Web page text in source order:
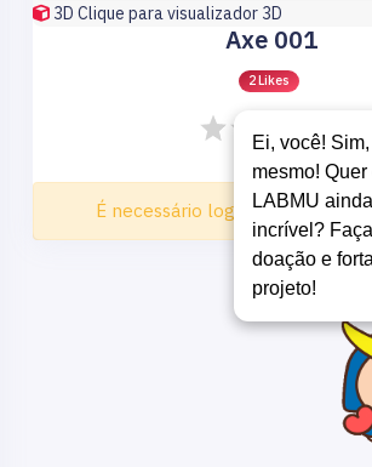
3D Clique para visualizador 3D
Axe 001
2 Likes
É necessário logar para fazer o
Ei, você!
mesmo!
LABMU
incrível?
doação e
projeto!